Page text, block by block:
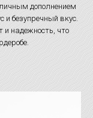
дополнением
и безупречный вкус.
и надежность, что